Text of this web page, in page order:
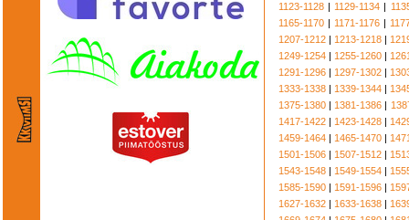
1123-1128 | 1129-1134 |
1165-1170 | 1171-1176|
1207-1212 | 1213-1218 |
1249-1254 | 1255-1260 |
1291-1296 | 1297-1302 |
1333-1338 | 1339-1344 |
1375-1380 | 1381-1386 |
1417-1422 | 1423-1428 |
1459-1464 | 1465-1470 |
1501-1506 | 1507-1512 |
1543-1548 | 1549-1554 |
1585-1590 | 1591-1596 |
1627-1632 | 1633-1638 |